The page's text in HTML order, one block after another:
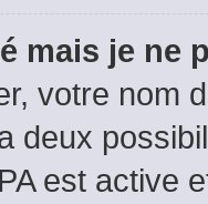
mais je ne
votre nom
deux
est active